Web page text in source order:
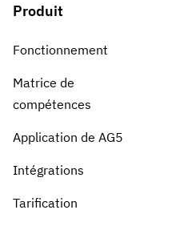
Produit
Fonctionnement
Matrice de
compétences
Application de AG5
Intégrations
Tarification